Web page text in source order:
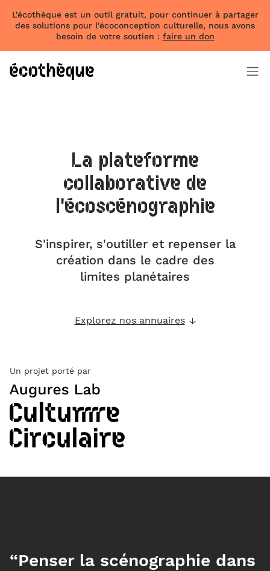
L'écothèque est un outil gratuit, pour continuer à partager
des solutions pour l'écoconception culturelle, nous avons
besoin de votre soutien : faire un don
La plateforme
collaborative de
l'écoscénographie
S'inspirer, s'outiller et repenser la
création dans le cadre des
limites planétaires
Explorez nos annuaires
Un projet porté par
“Penser la scénographie dans